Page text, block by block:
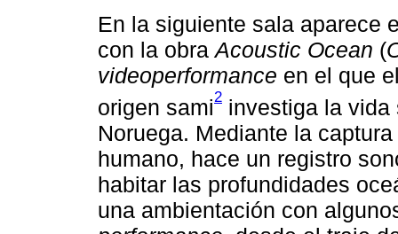
En la siguiente sala aparece
con la obra Acoustic Ocean (
videoperformance en el que
origen sami2 investiga la vida
Noruega. Mediante la
humano, hace un registro
habitar las profundidades
una ambientación con